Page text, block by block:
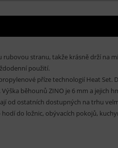
stranu, takže krásně drží na
použití.
příze technologií Heat
běhounů ZINO je 6 mm a jejich
od ostatních dostupných na trhu
do ložnic, obývacích pokojů,